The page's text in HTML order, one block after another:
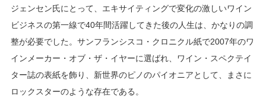
ジェンセン氏にとって、エキサイティングで変化の激しいワイン
ビジネスの第一線で40年間活躍してきた後の人生は、かなりの調
整が必要でした。サンフランシスコ・クロニクル紙で2007年のワ
インメーカー・オブ・ザ・イヤーに選ばれ、ワイン・スペクテイ
ター誌の表紙を飾り、新世界のピノのパイオニアとして、まさに
ロックスターのような存在である。